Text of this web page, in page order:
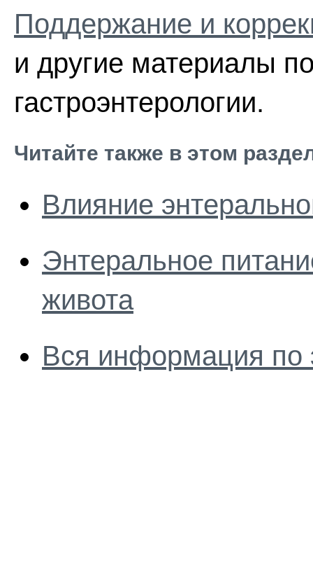
Поддержание и
и другие материалы
гастроэнтерологии.
Читайте также в этом
Влияние
Энтеральное
живота
Вся информация по